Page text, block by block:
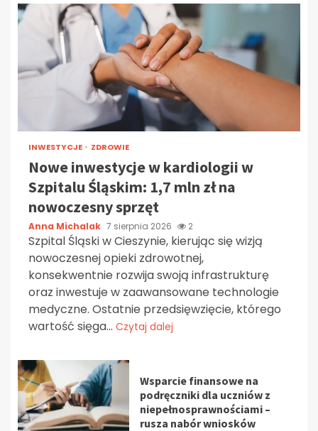
INWESTYCJE ZDROWIE
Nowe inwestycje w kardiologii w
Szpitalu Śląskim: 1,7 mln zł na
nowoczesny sprzęt
Anna Michalak 7 sierpnia 2026 2
Szpital Śląski w Cieszynie, kierując się wizją
nowoczesnej opieki zdrowotnej,
konsekwentnie rozwija swoją infrastrukturę
oraz inwestuje w zaawansowane technologie
medyczne. Ostatnie przedsięwzięcie, którego
wartość sięga... Czytaj dalej
Wsparcie finansowe na
podręczniki dla uczniów z
niepełnosprawnościami –
rusza nabór wniosków